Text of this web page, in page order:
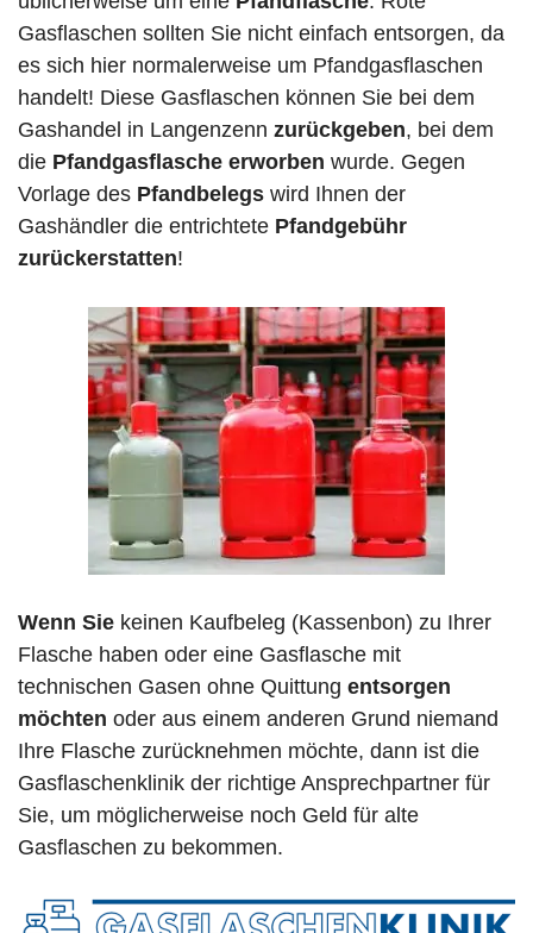
Gasflaschen sollten Sie nicht einfach entsorgen, da
es sich hier normalerweise um Pfandgasflaschen
handelt! Diese Gasflaschen können Sie bei dem
Gashandel in Langenzenn zurückgeben, bei dem
die Pfandgasflasche erworben wurde. Gegen
Vorlage des Pfandbelegs wird Ihnen der
Gashändler die entrichtete Pfandgebühr
zurückerstatten!
Wenn Sie keinen Kaufbeleg (Kassenbon) zu Ihrer
Flasche haben oder eine Gasflasche mit
technischen Gasen ohne Quittung entsorgen
möchten oder aus einem anderen Grund niemand
Ihre Flasche zurücknehmen möchte, dann ist die
Gasflaschenklinik der richtige Ansprechpartner für
Sie, um möglicherweise noch Geld für alte
Gasflaschen zu bekommen.